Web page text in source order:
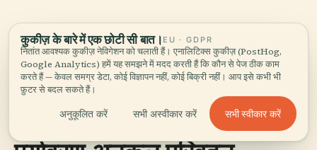
ब्रैजियन और अर्ज़िग्नानो में
स्थायी पर्यटन
कुकीज़ के बारे में एक छोटी सी बात। EU · GDPR
नितांत आवश्यक कुकीज़ नेविगेशन को चलाती हैं। एनालिटिक्स कुकीज़ (PostHog,
Google Analytics) हमें यह समझने में मदद करती हैं कि कौन से पेज ठीक काम
करते हैं — केवल समग्र डेटा, कोई विज्ञापन नहीं, कोई बिक्री नहीं। आप इसे कभी भी
फ़ुटर से बदल सकते हैं।
अनुकूलित करें सभी अस्वीकार करें सभी स्वीकार करें